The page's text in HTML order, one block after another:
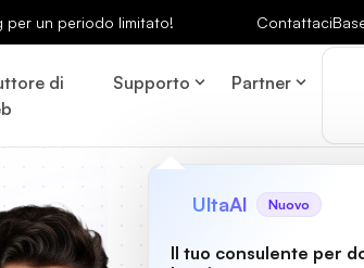
per un periodo limitato! Contattaci
di
Supporto Partner
UltaAI Nuovo
Il tuo consulente per